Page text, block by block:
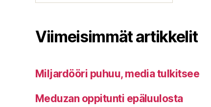
Viimeisimmät artikkelit
Miljardööri puhuu, media tulkitsee
Meduzan oppitunti epäluulosta